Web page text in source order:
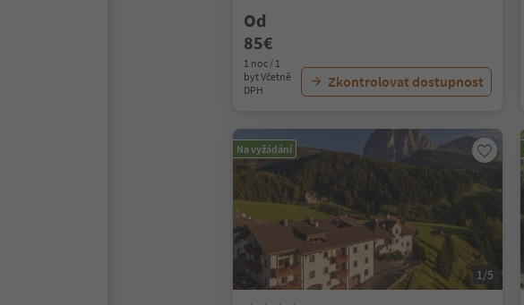
Od
85€
1 noc / 1
byt Včetně
DPH
Zkontrolovat dostupnost
Na vyžádání
1/5